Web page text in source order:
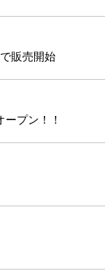
販売開始
プン！！